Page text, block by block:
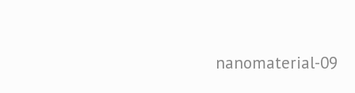
nanomaterial-